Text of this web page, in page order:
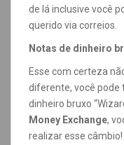
de lá inclusive você
querido via correios.
Notas de dinheiro
Esse com certeza
diferente, você pode
dinheiro bruxo “
Money Exchange,
realizar esse